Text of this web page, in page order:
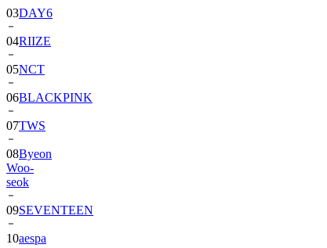
04RIIZE
05NCT
06BLACKPINK
07TWS
08Byeon
Woo-
seok
09SEVENTEEN
10aespa
11CORTIS